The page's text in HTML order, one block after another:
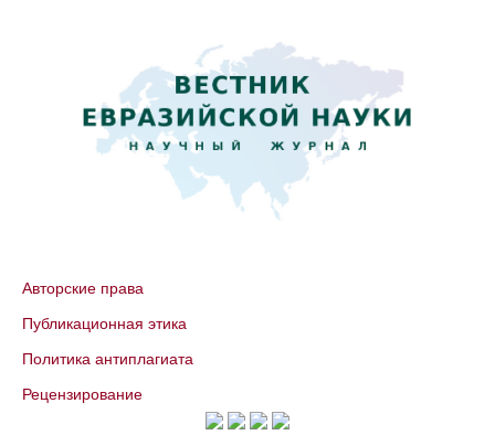
Авторские права
Публикационная этика
Политика антиплагиата
Рецензирование